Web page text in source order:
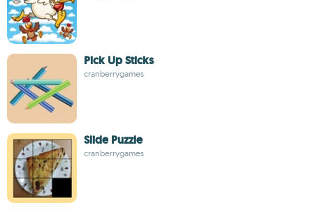
Pick Up Sticks
cranberrygames
Slide Puzzle
cranberrygames